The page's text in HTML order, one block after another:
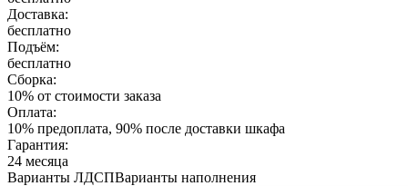
Доставка:
бесплатно
Подъём:
бесплатно
Сборка:
10% от стоимости заказа
Оплата:
10% предоплата, 90% после доставки шкафа
Гарантия:
24 месяца
Варианты ЛДСПВарианты наполнения